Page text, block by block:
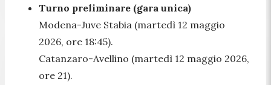
Turno preliminare (gara unica)
Modena-Juve Stabia (martedì 12 maggio
2026, ore 18:45).
Catanzaro-Avellino (martedì 12 maggio 2026,
ore 21).